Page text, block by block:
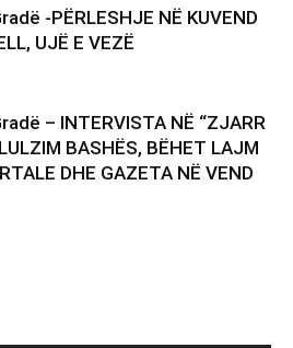
-PËRLESHJE NË KUVEND
UJË E VEZË
– INTERVISTA NË “ZJARR
BASHËS, BËHET LAJM
DHE GAZETA NË VEND